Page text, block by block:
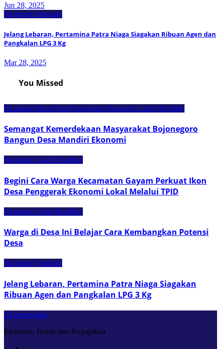
Jun 28, 2025
Ekonomi Nasional
Jelang Lebaran, Pertamina Patra Niaga Siagakan Ribuan Agen dan
Pangkalan LPG 3 Kg
Mar 28, 2025
You Missed
Ekonomi Kreatif dan Pariwisata Ekonomi Lokal Headline
Semangat Kemerdekaan Masyarakat Bojonegoro
Bangun Desa Mandiri Ekonomi
Ekonomi Lokal Headline
Begini Cara Warga Kecamatan Gayam Perkuat Ikon
Desa Penggerak Ekonomi Lokal Melalui TPID
Ekonomi Lokal Headline
Warga di Desa Ini Belajar Cara Kembangkan Potensi
Desa
Ekonomi Nasional
Jelang Lebaran, Pertamina Patra Niaga Siagakan
Ribuan Agen dan Pangkalan LPG 3 Kg
Ekonompedia
Ekonomi, Bisnis dan Perpajakan